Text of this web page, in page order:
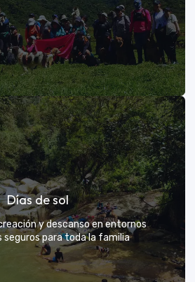
grupales clásicas
y descubre nuevos senderos
VER MÁS
Días de sol
y descanso en entornos
para toda la familia